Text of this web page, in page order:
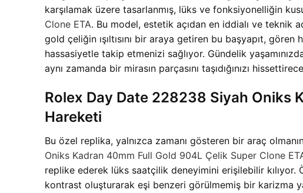
karşılamak üzere tasarlanmış, lüks ve fonksiyonelliğin
Clone ETA. Bu model, estetik açıdan en iddialı ve teknik
gold çeliğin ışıltısını bir araya getiren bu başyapıt,
hassasiyetle takip etmenizi sağlıyor. Gündelik
aynı zamanda bir mirasın parçasını taşıdığınızı
Rolex Day Date 228238 Siyah Oniks
Hareketi
Bu özel replika, yalnızca zamanı gösteren bir araç
Oniks Kadran 40mm Full Gold 904L Çelik Super Clone
replike ederek lüks saatçilik deneyimini erişilebilir kılıyor.
kontrast oluşturarak eşi benzeri görülmemiş bir karizma